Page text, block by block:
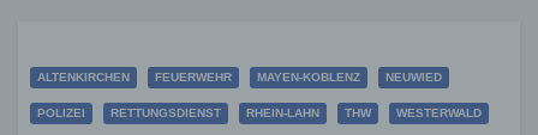
ALTENKIRCHEN FEUERWEHR MAYEN-KOBLENZ NEUWIED
POLIZEI RETTUNGSDIENST RHEIN-LAHN THW WESTERWALD